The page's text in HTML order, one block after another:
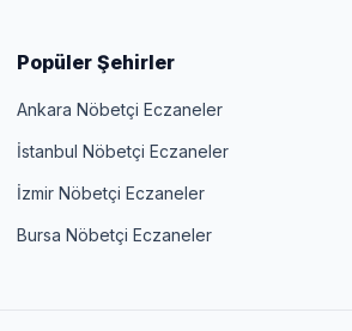
Popüler Şehirler
Ankara Nöbetçi Eczaneler
İstanbul Nöbetçi Eczaneler
İzmir Nöbetçi Eczaneler
Bursa Nöbetçi Eczaneler